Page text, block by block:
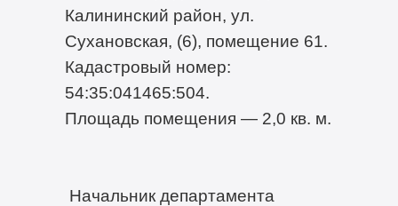
Калининский район, ул.
Сухановская, (6), помещение 61.
Кадастровый номер:
54:35:041465:504.
Площадь помещения — 2,0 кв. м.
Начальник департамента